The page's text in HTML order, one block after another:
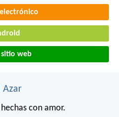
sitio web
Azar
con amor.